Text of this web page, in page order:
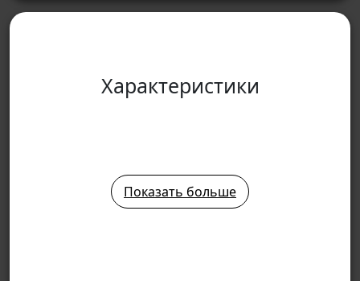
Характеристики
Показать больше